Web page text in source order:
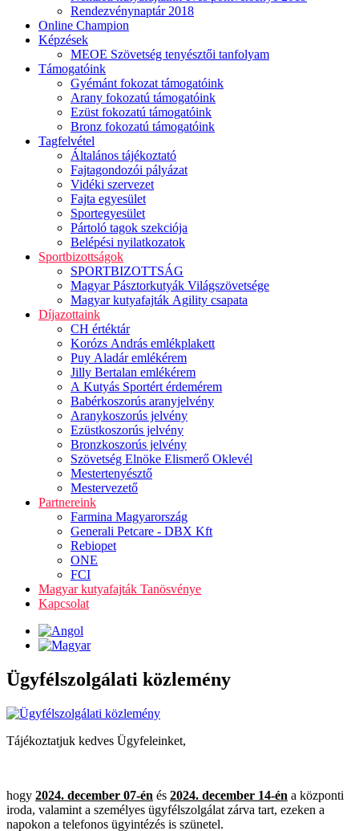
Rendezvénynaptár 2018
Online Champion
Képzések
MEOE Szövetség tenyésztői tanfolyam
Támogatóink
Gyémánt fokozat támogatóink
Arany fokozatú támogatóink
Ezüst fokozatú támogatóink
Bronz fokozatú támogatóink
Tagfelvétel
Általános tájékoztató
Fajtagondozói pályázat
Vidéki szervezet
Fajta egyesület
Sportegyesület
Pártoló tagok szekciója
Belépési nyilatkozatok
Sportbizottságok
SPORTBIZOTTSÁG
Magyar Pásztorkutyák Világszövetsége
Magyar kutyafajták Agility csapata
Díjazottaink
CH értéktár
Korózs András emlékplakett
Puy Aladár emlékérem
Jilly Bertalan emlékérem
A Kutyás Sportért érdemérem
Babérkoszorús aranyjelvény
Aranykoszorús jelvény
Ezüstkoszorús jelvény
Bronzkoszorús jelvény
Szövetség Elnöke Elismerő Oklevél
Mestertenyésztő
Mestervezető
Partnereink
Farmina Magyarország
Generali Petcare - DBX Kft
Rebiopet
ONE
FCI
Magyar kutyafajták Tanösvénye
Kapcsolat
Ügyfélszolgálati közlemény
Tájékoztatjuk kedves Ügyfeleinket,
hogy 2024. december 07-én és 2024. december 14-én a központi
iroda, valamint a személyes ügyfélszolgálat zárva tart, ezeken a
napokon a telefonos ügyintézés is szünetel.